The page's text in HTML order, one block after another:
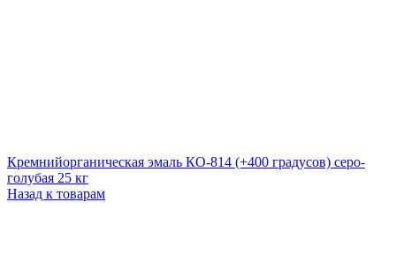
Кремнийорганическая эмаль КО-814 (+400 градусов) серо-
голубая 25 кг
Назад к товарам